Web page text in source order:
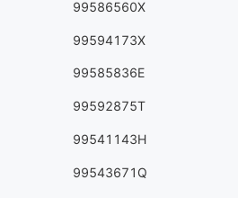
99586560X
99594173X
99585836E
99592875T
99541143H
99543671Q